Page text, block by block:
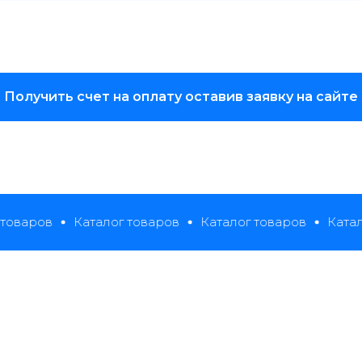
Получить счет на оплату оставив заявку на сайте
Каталог товаров Каталог товаров Каталог